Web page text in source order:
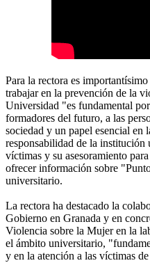
Para la rectora es
trabajar en la prevención de la
Universidad "es fundamental
formadores del futuro, a las
sociedad y un papel esencial en
responsabilidad de la institución
víctimas y su asesoramiento
ofrecer información sobre
universitario.
La rectora ha destacado la
Gobierno en Granada y en
Violencia sobre la Mujer en la
el ámbito universitario,
y en la atención a las víctimas